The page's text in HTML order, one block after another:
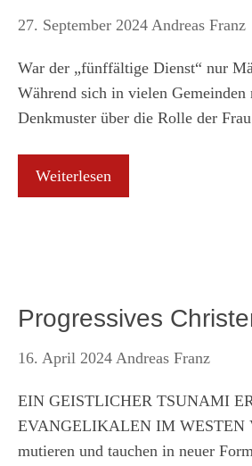
27. September 2024 Andreas Franz
War der „fünffältige Dienst“ nur
Während sich in vielen
Denkmuster über die Rolle der
Weiterlesen
Progressives
16. April 2024 Andreas Franz
EIN GEISTLICHER TSUNAMI
EVANGELIKALEN IM WESTEN
mutieren und tauchen in neuer